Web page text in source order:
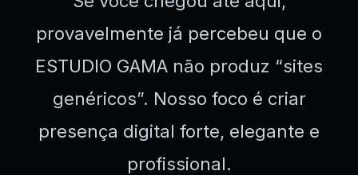
provavelmente já percebeu que o
ESTUDIO GAMA não produz “sites
genéricos”. Nosso foco é criar
presença digital forte, elegante e
profissional.